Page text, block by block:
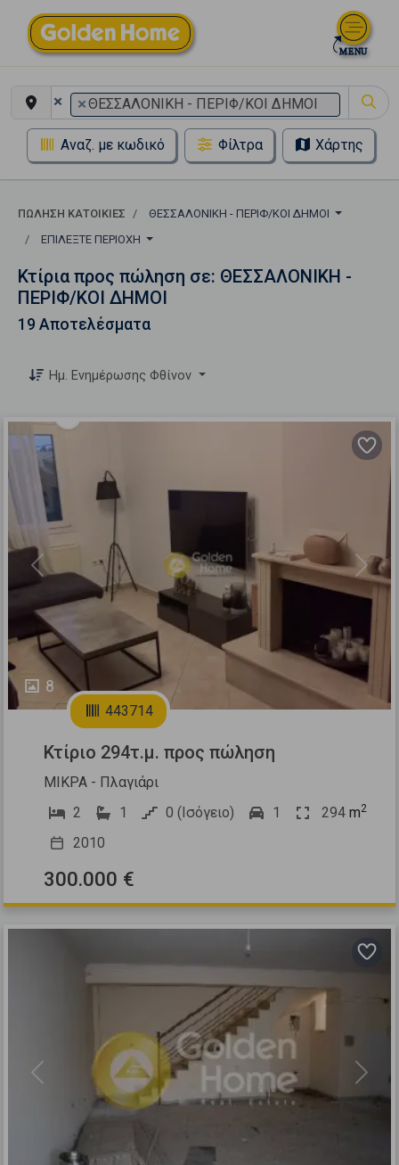
× ×ΘΕΣΣΑΛΟΝΙΚΗ - ΠΕΡΙΦ/ΚΟΙ ΔΗΜΟΙ
Αναζ. με κωδικό Φίλτρα Χάρτης
ΠΏΛΗΣΗ ΚΑΤΟΙΚΊΕΣ
ΘΕΣΣΑΛΟΝΙΚΗ - ΠΕΡΙΦ/ΚΟΙ ΔΗΜΟΙ
ΕΠΙΛΈΞΤΕ ΠΕΡΙΟΧΉ
Κτίρια προς πώληση σε: ΘΕΣΣΑΛΟΝΙΚΗ -
ΠΕΡΙΦ/ΚΟΙ ΔΗΜΟΙ
19 Αποτελέσματα
Ημ. Ενημέρωσης Φθίνον
8
Previous Next
443714
Κτίριο 294τ.μ. προς πώληση
ΜΙΚΡΑ - Πλαγιάρι
2
1 0 (Ισόγειο) 1 294 m2
2010
300.000 €
Previous Next